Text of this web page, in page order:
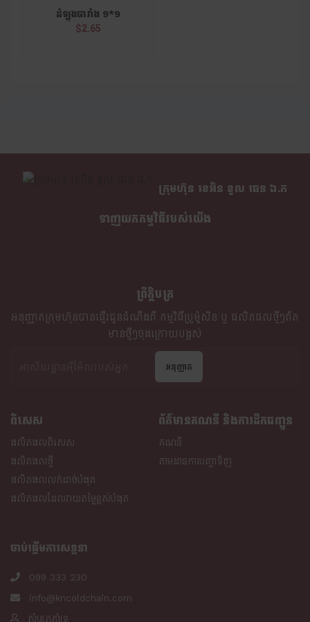
ដំឡូងបារាំង 9*9
$2.65
ក្រុមហ៊ុន​ ខេអិន ខូល ឆេន​ ឯ.ក
ទាញយកកម្មវិធីរបស់យើង
ពិសេស
ផលិតផលពិសេស
ផលិតផលថ្មី
ផលិតផលលក់ដាច់បំផុត
ផលិតផលដែលវាយតម្លៃខ្ពស់បំផុត
ព័ត៌មានគណនី និងការដឹកជញ្ជូន
គណនី
តាមដានការបញ្ជាទិញ
ព្រឹត្តិបត្រ
អនុញ្ញាតក្រុមហ៊ុនបានផ្ញើរជូនដំណឹងពី​ កម្មវិធីប្រូម៉ូសិន ឬ ផលិតផលថ្មីៗព័ត
មានថ្មីៗចុងក្រោយបង្អស់
អនុញ្ញាត
ចាប់ផ្តើមការសន្ទនា
099 333 230
info@kncoldchain.com
សំបុត្រគាំទ្រ